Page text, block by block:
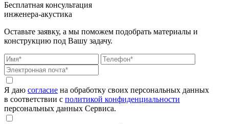
Бесплатная консультация
инженера-акустика
Оставьте заявку, а мы поможем подобрать материалы и
конструкцию под Вашу задачу.
Я даю согласие на обработку своих персональных данных
в соответствии с политикой конфиденциальности
персональных данных Сервиса.